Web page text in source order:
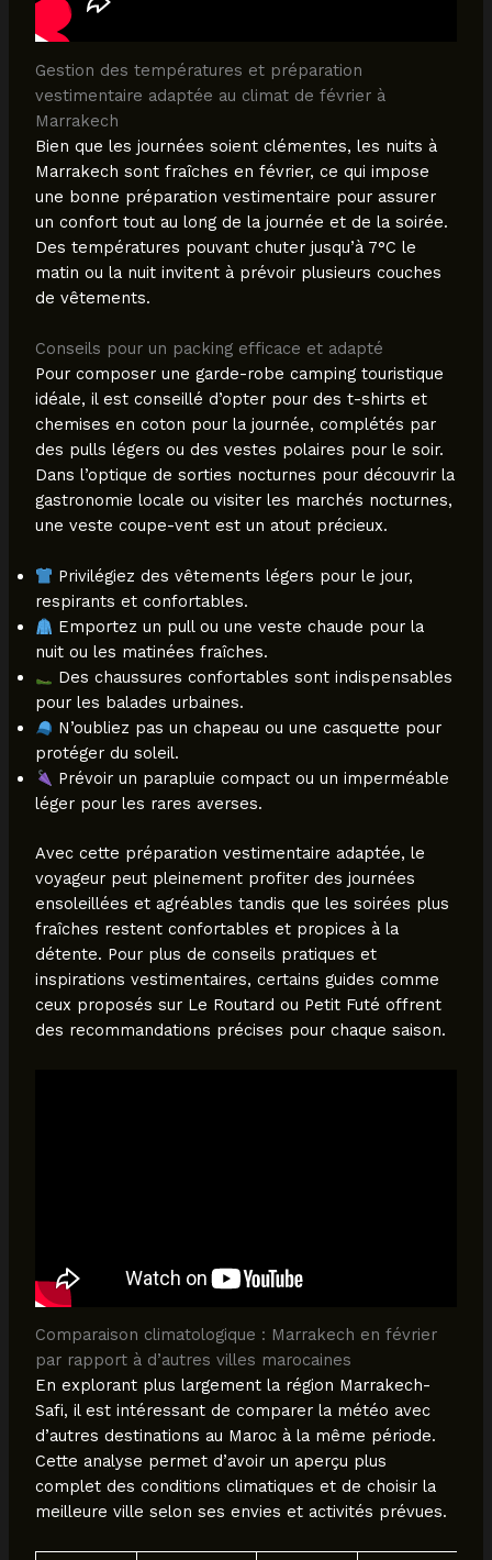
Gestion des températures et préparation
vestimentaire adaptée au climat de février à
Marrakech
Bien que les journées soient clémentes, les nuits à
Marrakech sont fraîches en février, ce qui impose
une bonne préparation vestimentaire pour assurer
un confort tout au long de la journée et de la soirée.
Des températures pouvant chuter jusqu’à 7°C le
matin ou la nuit invitent à prévoir plusieurs couches
de vêtements.
Conseils pour un packing efficace et adapté
Pour composer une garde-robe camping touristique
idéale, il est conseillé d’opter pour des t-shirts et
chemises en coton pour la journée, complétés par
des pulls légers ou des vestes polaires pour le soir.
Dans l’optique de sorties nocturnes pour découvrir la
gastronomie locale ou visiter les marchés nocturnes,
une veste coupe-vent est un atout précieux.
Privilégiez des vêtements légers pour le jour,
respirants et confortables.
Emportez un pull ou une veste chaude pour la
nuit ou les matinées fraîches.
Des chaussures confortables sont indispensables
pour les balades urbaines.
N’oubliez pas un chapeau ou une casquette pour
protéger du soleil.
Prévoir un parapluie compact ou un imperméable
léger pour les rares averses.
Avec cette préparation vestimentaire adaptée, le
voyageur peut pleinement profiter des journées
ensoleillées et agréables tandis que les soirées plus
fraîches restent confortables et propices à la
détente. Pour plus de conseils pratiques et
inspirations vestimentaires, certains guides comme
ceux proposés sur Le Routard ou Petit Futé offrent
des recommandations précises pour chaque saison.
Comparaison climatologique : Marrakech en février
par rapport à d’autres villes marocaines
En explorant plus largement la région Marrakech-
Safi, il est intéressant de comparer la météo avec
d’autres destinations au Maroc à la même période.
Cette analyse permet d’avoir un aperçu plus
complet des conditions climatiques et de choisir la
meilleure ville selon ses envies et activités prévues.